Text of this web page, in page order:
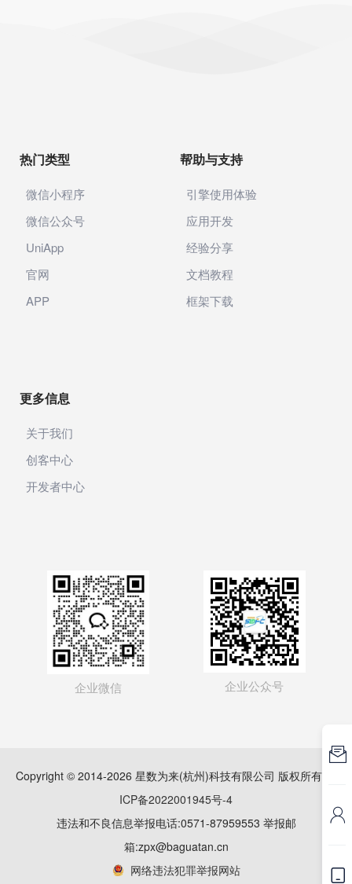
热门类型
微信小程序
微信公众号
UniApp
官网
APP
帮助与支持
引擎使用体验
应用开发
经验分享
文档教程
框架下载
更多信息
关于我们
创客中心
开发者中心
企业微信 企业公众号
Copyright © 2014-2026 星数为来(杭州)科技有限公司 版权所有
ICP备2022001945号-4
违法和不良信息举报电话:0571-87959553 举报邮
箱:zpx@baguatan.cn
网络违法犯罪举报网站


